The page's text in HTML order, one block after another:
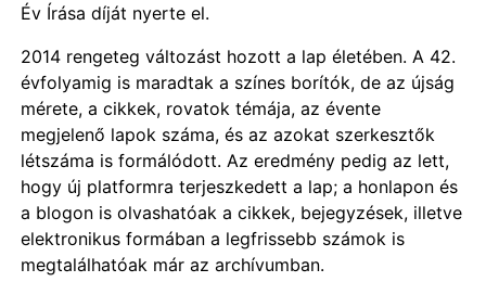
Év Írása díját nyerte el.
2014 rengeteg változást hozott a lap életében. A 42.
évfolyamig is maradtak a színes borítók, de az újság
mérete, a cikkek, rovatok témája, az évente
megjelenő lapok száma, és az azokat szerkesztők
létszáma is formálódott. Az eredmény pedig az lett,
hogy új platformra terjeszkedett a lap; a honlapon és
a blogon is olvashatóak a cikkek, bejegyzések, illetve
elektronikus formában a legfrissebb számok is
megtalálhatóak már az archívumban.